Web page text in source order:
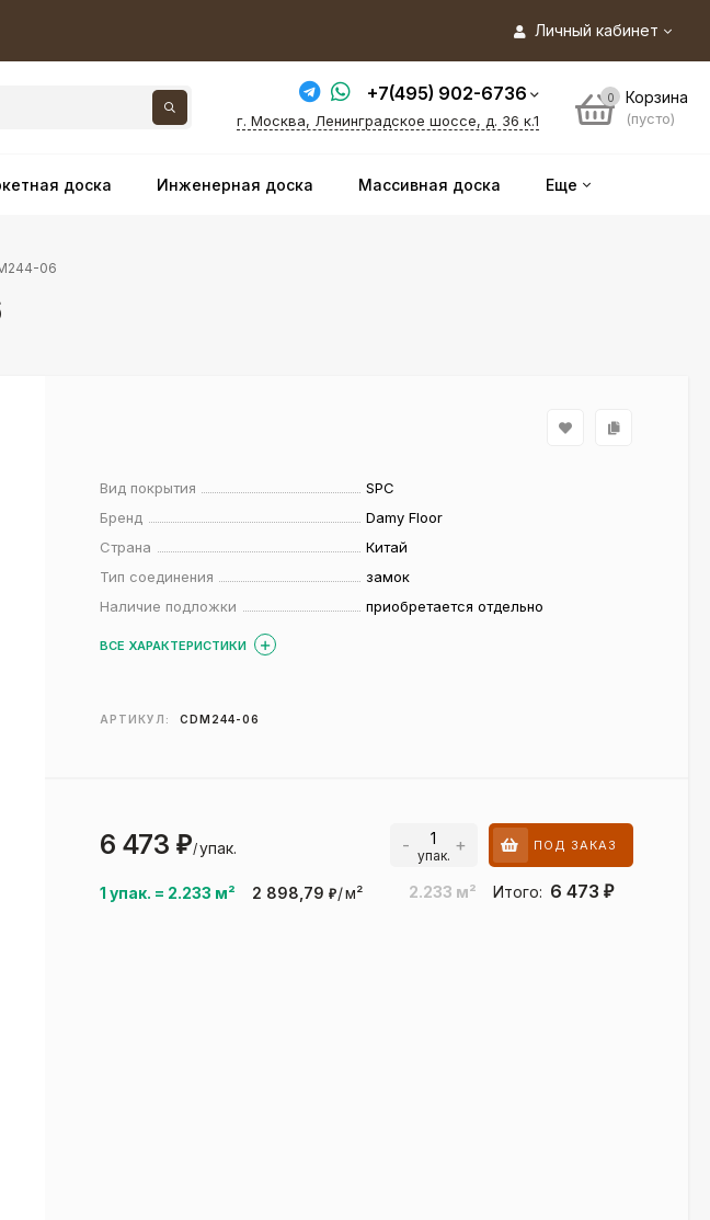
Личный кабинет
+7(495) 902-6736
г. Москва, Ленинградское шоссе, д. 36 к.1
0 Корзина
(пусто)
доска Инженерная доска Массивная доска Еще
06
Вид покрытия
SPC
Бренд
Damy Floor
Страна
Китай
Тип соединения
замок
Наличие подложки
приобретается отдельно
ВСЕ ХАРАКТЕРИСТИКИ
АРТИКУЛ: CDM244-06
1 упак. = 2.233 м² 2 898,79 ₽/м²
6 473 ₽/упак. - упак. + ПОД ЗАКАЗ
2.233 м² Итого: 6 473₽